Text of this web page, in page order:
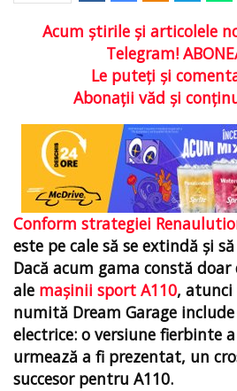
Acum ştirile şi articolele
Telegram!
Le puteţi şi
Abonaţii văd şi
Conform strategiei
este pe cale să se extindă și
Dacă acum gama constă
ale mașinii sport A110,
numită Dream Garage
electrice: o versiune fierbinte
urmează a fi prezentat, un
succesor pentru A110.